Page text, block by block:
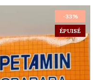
-33%
ÉPUISÉ